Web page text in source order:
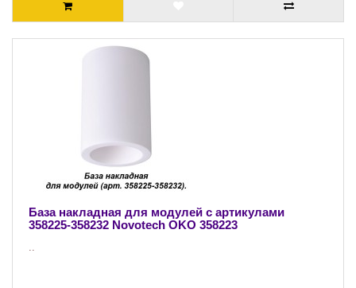
База накладная для модулей с артикулами
358225-358232 Novotech OKO 358223
..